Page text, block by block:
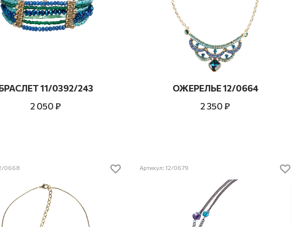
11/0392/243
2 050 ₽
ОЖЕРЕЛЬЕ 12/0664
2 350 ₽
0668 Артикул: 12/0679